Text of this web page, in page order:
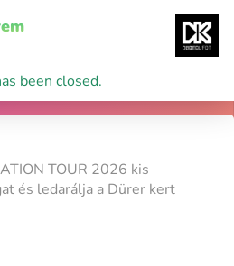
been closed.
TOUR 2026 kis
és ledarálja a Dürer kert